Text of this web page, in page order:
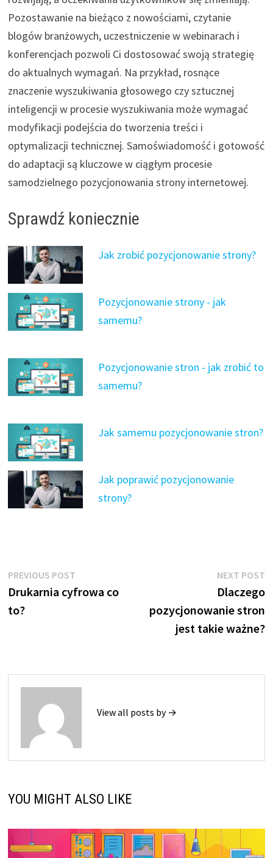
Pozostawanie na bieżąco z nowościami, czytanie
blogów branżowych, uczestniczenie w webinarach i
konferencjach pozwoli Ci dostosować swoją strategię
do aktualnych wymagań. Na przykład, rosnące
znaczenie wyszukiwania głosowego czy sztucznej
inteligencji w procesie wyszukiwania może wymagać
modyfikacji podejścia do tworzenia treści i
optymalizacji technicznej. Samoświadomość i gotowość
do adaptacji są kluczowe w ciągłym procesie
samodzielnego pozycjonowania strony internetowej.
Sprawdź koniecznie
Jak zrobić pozycjonowanie strony?
Pozycjonowanie strony - jak
samemu?
Pozycjonowanie stron - jak zrobić to
samemu?
Jak samemu pozycjonowanie stron?
Jak poprawić pozycjonowanie
strony?
Nawigacja
wpisu
PREVIOUS POSTPrevious
post:
Drukarnia cyfrowa co
to?
NEXT POST
Dlaczego
pozycjonowanie stron
jest takie ważne?
View all posts by →
YOU MIGHT ALSO LIKE